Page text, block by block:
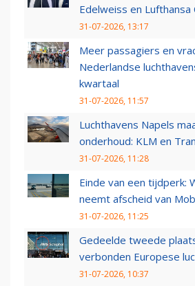
Edelweiss en Lufthansa
31-07-2026, 13:17
Meer passagiers en
Nederlandse
kwartaal
31-07-2026, 11:57
Luchthavens Napels
onderhoud: KLM en
31-07-2026, 11:28
Einde van een tijdperk:
neemt afscheid van
31-07-2026, 11:25
Gedeelde tweede
verbonden Europese
31-07-2026, 10:37